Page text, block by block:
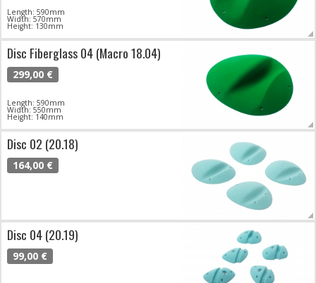
Length: 590mm
Width: 570mm
Height: 130mm
Disc Fiberglass 04 (Macro 18.04)
299,00 €
Length: 590mm
Width: 550mm
Height: 140mm
Disc 02 (20.18)
164,00 €
Disc 04 (20.19)
99,00 €